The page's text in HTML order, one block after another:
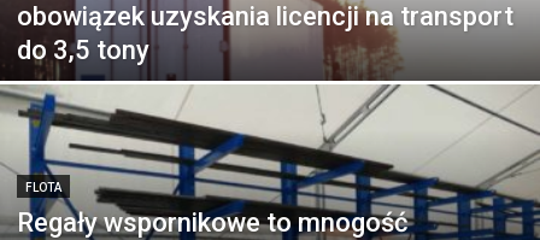
obowiązek uzyskania licencji na transport
do 3,5 tony
FLOTA
Regały wspornikowe to mnogość